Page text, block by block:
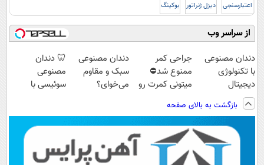
اعتبارسنجی دیزل ژنراتور بوکینگ
از سراسر وب
دندان مصنوعی
با تکنولوژی
دیجیتال
سوئیسی🇨🇭
جراحی کمر
ممنوع شد⛔
میتونی کمرت رو
کنی! 👈🏻
پرسش‌نامه
دندان مصنوعی
سبک و مقاوم
می‌خوای؟
📍تهران
🦷 دندان
مصنوعی
سوئیسی با
قسط |📍 تهران
بازگشت به بالای صفحه